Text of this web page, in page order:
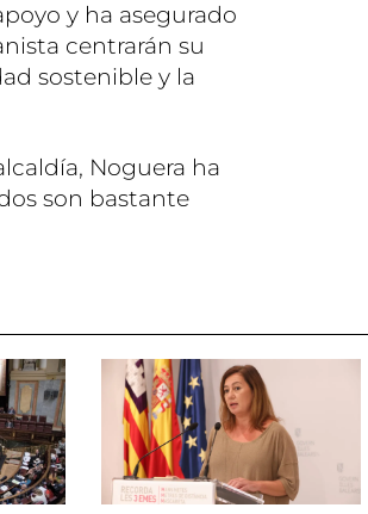
y ha asegurado
centrarán su
sostenible y la
Noguera ha
son bastante